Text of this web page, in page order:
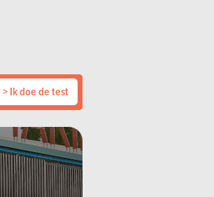
> Ik doe de test